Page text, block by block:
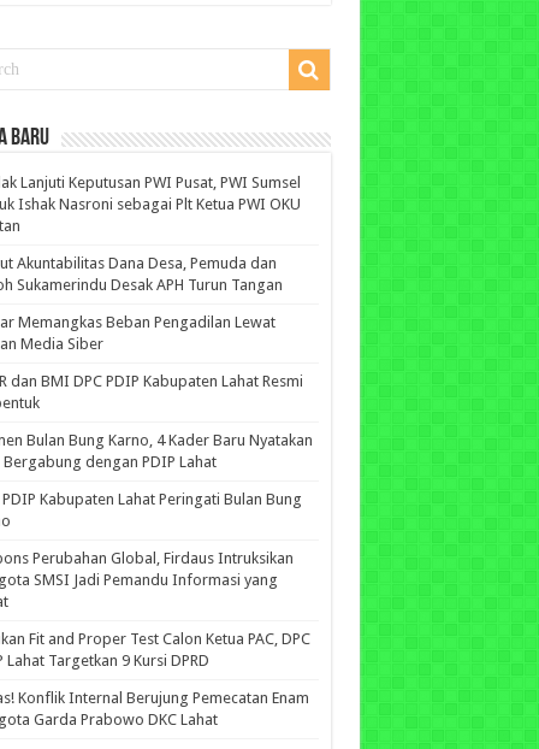
BARU
Lanjuti Keputusan PWI Pusat, PWI Sumsel
Ishak Nasroni sebagai Plt Ketua PWI OKU
Akuntabilitas Dana Desa, Pemuda dan
Sukamerindu Desak APH Turun Tangan
Memangkas Beban Pengadilan Lewat
Media Siber
dan BMI DPC PDIP Kabupaten Lahat Resmi
Bulan Bung Karno, 4 Kader Baru Nyatakan
Bergabung dengan PDIP Lahat
PDIP Kabupaten Lahat Peringati Bulan Bung
Perubahan Global, Firdaus Intruksikan
SMSI Jadi Pemandu Informasi yang
Fit and Proper Test Calon Ketua PAC, DPC
Lahat Targetkan 9 Kursi DPRD
Konflik Internal Berujung Pemecatan Enam
Garda Prabowo DKC Lahat